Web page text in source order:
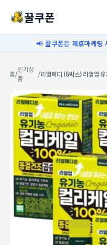
꿀쿠폰
📢 꿀쿠폰은 제휴마케팅
홈/인기상
품
/리얼메디 (6박스) 리얼업